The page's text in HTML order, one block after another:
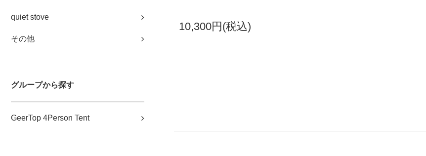
quiet stove
その他
グループから探す
GeerTop 4Person Tent
10,300円(税込)